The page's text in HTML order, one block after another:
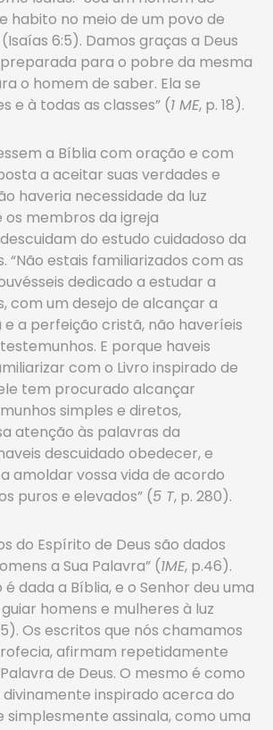
habito no meio de um povo de
6:5). Damos graças a Deus
para o pobre da mesma
o homem de saber. Ela se
e à todas as classes” (1 ME, p. 18).
a Bíblia com oração e com
a aceitar suas verdades e
haveria necessidade da luz
os membros da igreja
do estudo cuidadoso da
“Não estais familiarizados com as
dedicado a estudar a
com um desejo de alcançar a
a perfeição cristã, não haveríeis
E porque haveis
com o Livro inspirado de
tem procurado alcançar
simples e diretos,
atenção às palavras da
descuidado obedecer, e
amoldar vossa vida de acordo
puros e elevados” (5 T, p. 280).
do Espírito de Deus são dados
a Sua Palavra” (1ME, p.46).
dada a Bíblia, e o Senhor deu uma
homens e mulheres à luz
Os escritos que nós chamamos
afirmam repetidamente
de Deus. O mesmo é como
inspirado acerca do
simplesmente assinala, como uma